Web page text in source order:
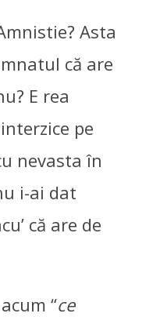
Asta
că are
E rea
pe
nevasta în
i-ai dat
că are de
“ce